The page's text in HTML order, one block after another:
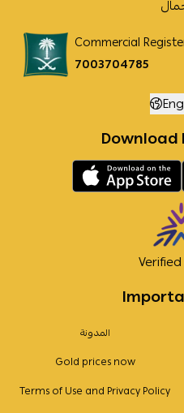
المدونة
Gold prices now
Terms of Use and Privacy Policy
Commercial
7003704785
Download